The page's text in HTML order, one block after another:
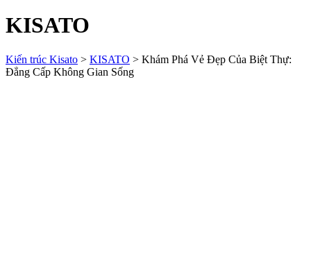
KISATO
Kiến trúc Kisato > KISATO > Khám Phá Vẻ Đẹp Của Biệt Thự:
Đẳng Cấp Không Gian Sống